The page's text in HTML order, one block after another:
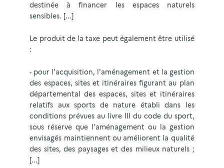
destinée à financer les espaces naturels
sensibles. [...]
Le produit de la taxe peut également être utilisé
:
- pour l'acquisition, l'aménagement et la gestion
des espaces, sites et itinéraires figurant au plan
départemental des espaces, sites et itinéraires
relatifs aux sports de nature établi dans les
conditions prévues au livre III du code du sport,
sous réserve que l'aménagement ou la gestion
envisagés maintiennent ou améliorent la qualité
des sites, des paysages et des milieux naturels ;
[...]